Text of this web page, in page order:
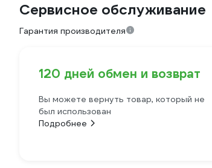
Сервисное обслуживание
Гарантия производителя
120 дней обмен и возврат
Вы можете вернуть товар, который не
был использован
Подробнее